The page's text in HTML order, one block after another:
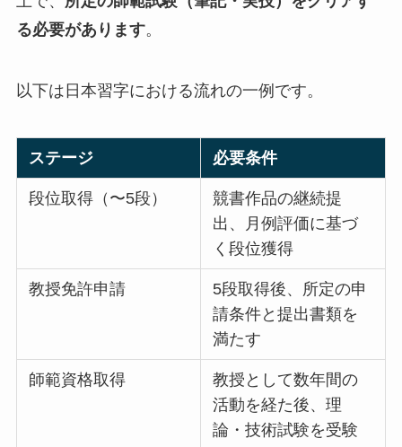
る必要があります。
以下は日本習字における流れの一例です。
ステージ 必要条件
段位取得（〜5段）
競書作品の継続提
出、月例評価に基づ
く段位獲得
教授免許申請
5段取得後、所定の申
請条件と提出書類を
満たす
師範資格取得
教授として数年間の
活動を経た後、理
論・技術試験を受験